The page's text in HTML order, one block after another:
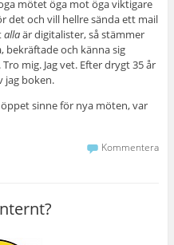
mötet öga mot öga viktigare
det och vill hellre sända ett mail
allaär digitalister, så stämmer
bekräftade och känna sig
mig. Jag vet. Efter drygt 35 år
jag boken.
sinne för nya möten, var
Kommentera